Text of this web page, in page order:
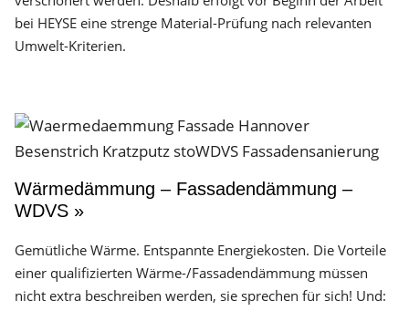
bei HEYSE eine strenge Material-Prüfung nach relevanten
Umwelt-Kriterien.
Wärmedämmung – Fassadendämmung –
WDVS »
Gemütliche Wärme. Entspannte Energiekosten. Die Vorteile
einer qualifizierten Wärme-/Fassadendämmung müssen
nicht extra beschreiben werden, sie sprechen für sich! Und: